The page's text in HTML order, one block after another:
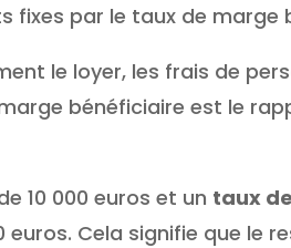
fixes par le taux de marge
le loyer, les frais de
bénéficiaire est le
10 000 euros et un taux
euros. Cela signifie que le